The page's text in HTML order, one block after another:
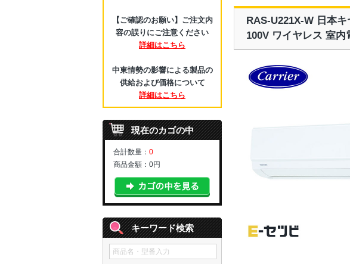
RAS-U221X-W 日本
100V ワイヤレス 室
【ご確認のお願い】ご注文内
容の誤りにご注意ください
詳細はこちら
中東情勢の影響による製品の
供給および価格について
詳細はこちら
現在のカゴの中
合計数量： 0
商品金額： 0円
キーワード検索